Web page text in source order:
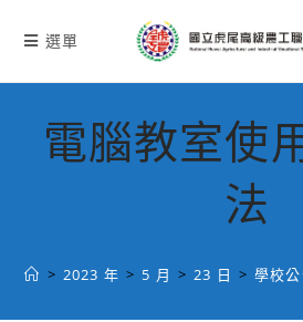
選單
電腦教室使
法
> 2023 年 > 5 月 > 23 日 > 學校